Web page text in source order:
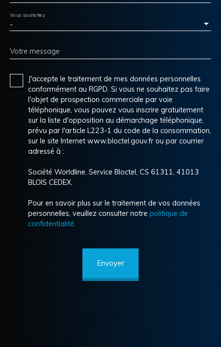
-
Vous souhaitez
Votre message
J'accepte le traitement de mes données personnelles
conformément au RGPD. Si vous ne souhaitez pas faire
l'objet de prospection commerciale par voie
téléphonique, vous pouvez vous inscrire gratuitement
sur la liste d'opposition au démarchage téléphonique,
prévu par l'article L223-1 du code de la consommation,
sur le site Internet www.bloctel.gouv.fr ou par courrier
adressé à :
Société Worldline, Service Bloctel, CS 61311, 41013
BLOIS CEDEX.
Pour en savoir plus sur le traitement de vos données
personnelles, veuillez consulter notre politique de
confidentialité.
Envoyer